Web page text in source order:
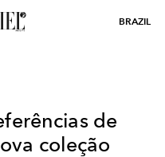
BRAZIL
de
coleção